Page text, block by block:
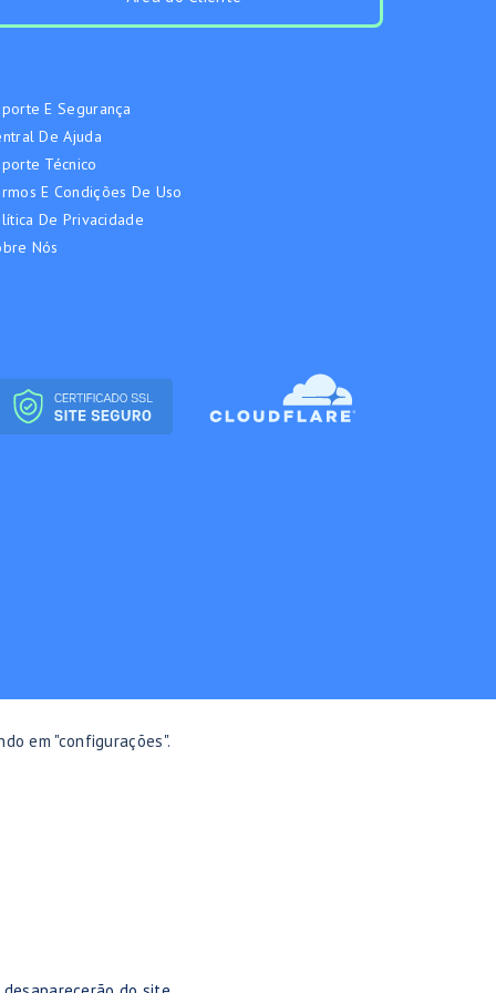
E Segurança
De Ajuda
Técnico
E Condições De Uso
De Privacidade
Nós
em "configurações".